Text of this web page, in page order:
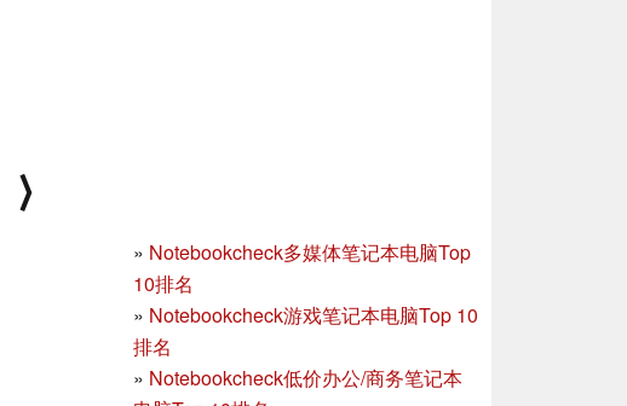
⟩
» Notebookcheck多媒体笔记本电脑Top
10排名
» Notebookcheck游戏笔记本电脑Top 10
排名
» Notebookcheck低价办公/商务笔记本